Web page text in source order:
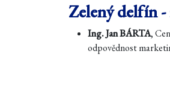
Zelený delfín -
Ing. Jan BÁRTA,
odpovědnost